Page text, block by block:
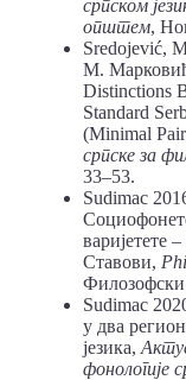
српском
општем,
Sredojević,
М.
Distinctions
Standard
(Minimal
српске за
33–53.
Sudimac
варијетете
Ставови,
Филозофски
Sudimac
у два
језика,
фонологије